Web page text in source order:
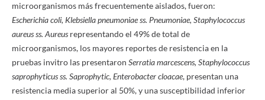
microorganismos más frecuentemente aislados, fueron:
Escherichia coli, Klebsiella pneumoniae ss. Pneumoniae, Staphylococcus
aureus ss. Aureus representando el 49% de total de
microorganismos, los mayores reportes de resistencia en la
pruebas invitro las presentaron Serratia marcescens, Staphylococcus
saprophyticus ss. Saprophytic, Enterobacter cloacae, presentan una
resistencia media superior al 50%, y una susceptibilidad inferior